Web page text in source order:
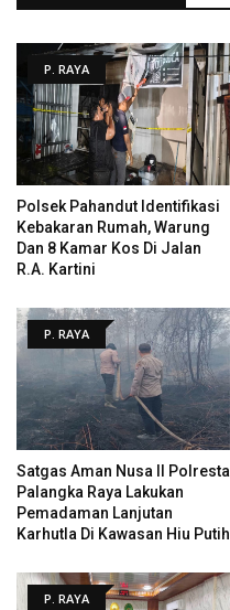
P. RAYA
Polsek Pahandut Identifikasi
Kebakaran Rumah, Warung
Dan 8 Kamar Kos Di Jalan
R.A. Kartini
P. RAYA
Satgas Aman Nusa II Polresta
Palangka Raya Lakukan
Pemadaman Lanjutan
Karhutla Di Kawasan Hiu Putih
P. RAYA